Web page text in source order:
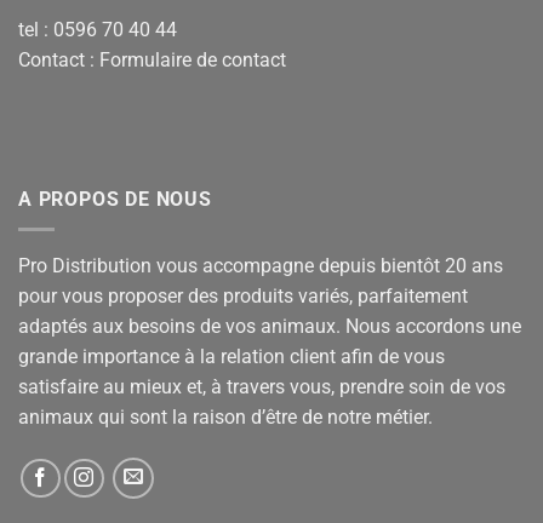
tel : 0596 70 40 44
Contact : Formulaire de contact
A PROPOS DE NOUS
Pro Distribution vous accompagne depuis bientôt 20 ans
pour vous proposer des produits variés, parfaitement
adaptés aux besoins de vos animaux. Nous accordons une
grande importance à la relation client afin de vous
satisfaire au mieux et, à travers vous, prendre soin de vos
animaux qui sont la raison d’être de notre métier.